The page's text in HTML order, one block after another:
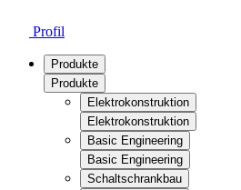
Profil
Produkte
Produkte
Elektrokonstruktion
Elektrokonstruktion
Basic Engineering
Basic Engineering
Schaltschrankbau